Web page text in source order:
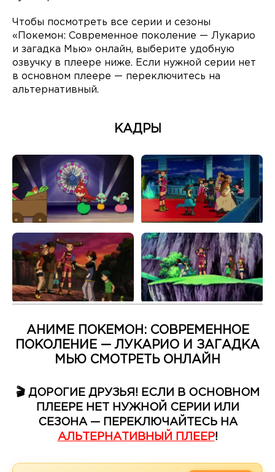
Чтобы посмотреть все серии и сезоны
«Покемон: Современное поколение — Лукарио
и загадка Мью» онлайн, выберите удобную
озвучку в плеере ниже. Если нужной серии нет
в основном плеере — переключитесь на
альтернативный.
КАДРЫ
АНИМЕ ПОКЕМОН: СОВРЕМЕННОЕ
ПОКОЛЕНИЕ — ЛУКАРИО И ЗАГАДКА
МЬЮ СМОТРЕТЬ ОНЛАЙН
🎬 ДОРОГИЕ ДРУЗЬЯ! ЕСЛИ В ОСНОВНОМ
ПЛЕЕРЕ НЕТ НУЖНОЙ СЕРИИ ИЛИ
СЕЗОНА — ПЕРЕКЛЮЧАЙТЕСЬ НА
АЛЬТЕРНАТИВНЫЙ ПЛЕЕР!